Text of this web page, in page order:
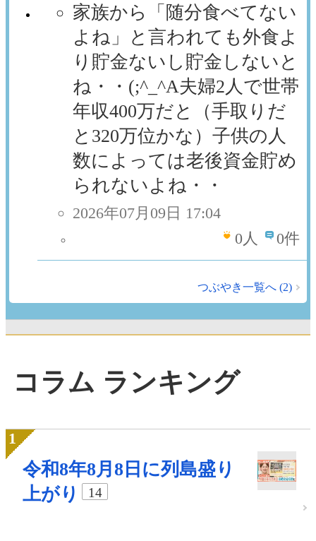
家族から「随分食べてない
よね」と言われても外食よ
り貯金ないし貯金しないと
ね・・(;^_^A夫婦2人で世帯
年収400万だと（手取りだ
と320万位かな）子供の人
数によっては老後資金貯め
られないよね・・
2026年07月09日 17:04
0人 0件
つぶやき一覧へ (2)
コラム ランキング
令和8年8月8日に列島盛り
上がり
14